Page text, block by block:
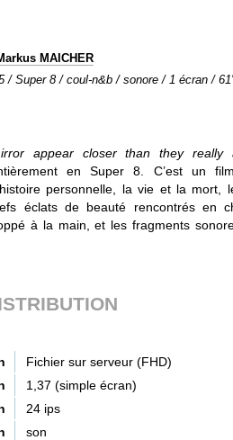
MAICHER
/ Super 8 / coul-n&b / sonore / 1 écran /
appear closer than they really
en Super 8. C’est un
personnelle, la vie et la
éclats de beauté rencontrés en
à la main, et les fragments
Fichier sur serveur (FHD)
1,37 (simple écran)
24 ips
son